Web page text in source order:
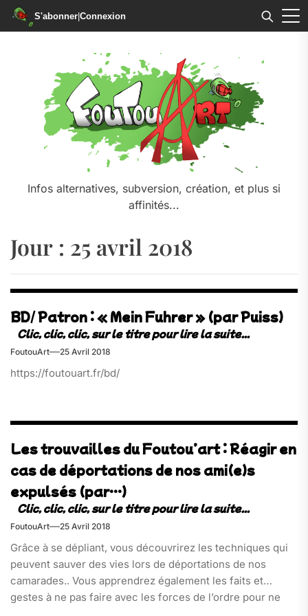
S'abonner|Connexion
Infos alternatives, subversion, création, et plus si
affinités...
Jour : 25 avril 2018
BD/ Patron : « Mein Fuhrer » (par Puiss)
FoutouArt 25 Avril 2018
https://foutouart.fr/bd/
Les trouvailles du Foutou’art : Réagir en
cas de déportations de nos ami(e)s
expulsés (par…)
FoutouArt 25 Avril 2018
Grâce à se dépliant, vous découvrirez les techniques qui
peuvent sauver des vies lors de déportations de nos
camarades.. Vous apprendrez également les faits et
gestes à ne pas faire avec les forces de l’ordre pour ne